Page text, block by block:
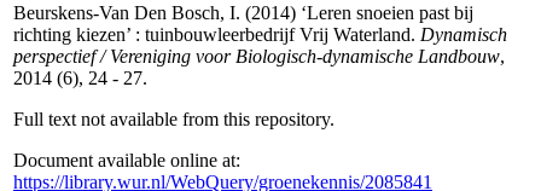
Beurskens-Van Den Bosch, I. (2014) ‘Leren snoeien past bij
richting kiezen’ : tuinbouwleerbedrijf Vrij Waterland. Dynamisch
perspectief / Vereniging voor Biologisch-dynamische Landbouw,
2014 (6), 24 - 27.
Full text not available from this repository.
Document available online at:
https://library.wur.nl/WebQuery/groenekennis/2085841